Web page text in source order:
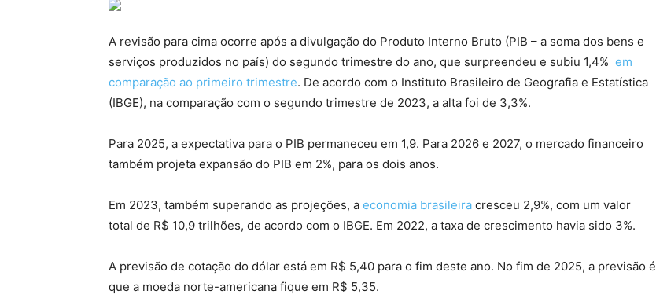
A revisão para cima ocorre após a divulgação do Produto Interno Bruto (PIB – a soma dos bens e
serviços produzidos no país) do segundo trimestre do ano, que surpreendeu e subiu 1,4% em
comparação ao primeiro trimestre. De acordo com o Instituto Brasileiro de Geografia e Estatística
(IBGE), na comparação com o segundo trimestre de 2023, a alta foi de 3,3%.
Para 2025, a expectativa para o PIB permaneceu em 1,9. Para 2026 e 2027, o mercado financeiro
também projeta expansão do PIB em 2%, para os dois anos.
Em 2023, também superando as projeções, a economia brasileira cresceu 2,9%, com um valor
total de R$ 10,9 trilhões, de acordo com o IBGE. Em 2022, a taxa de crescimento havia sido 3%.
A previsão de cotação do dólar está em R$ 5,40 para o fim deste ano. No fim de 2025, a previsão é
que a moeda norte-americana fique em R$ 5,35.